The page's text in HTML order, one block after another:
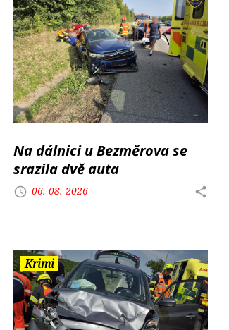
Na dálnici u Bezměrova se
srazila dvě auta
06. 08. 2026
Krimi